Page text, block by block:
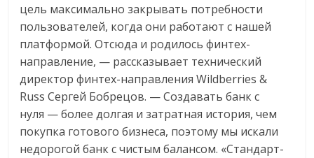
цель максимально закрывать потребности
пользователей, когда они работают с нашей
платформой. Отсюда и родилось финтех-
направление, — рассказывает технический
директор финтех-направления Wildberries &
Russ Сергей Бобрецов. — Создавать банк с
нуля — более долгая и затратная история, чем
покупка готового бизнеса, поэтому мы искали
недорогой банк с чистым балансом. «Стандарт-